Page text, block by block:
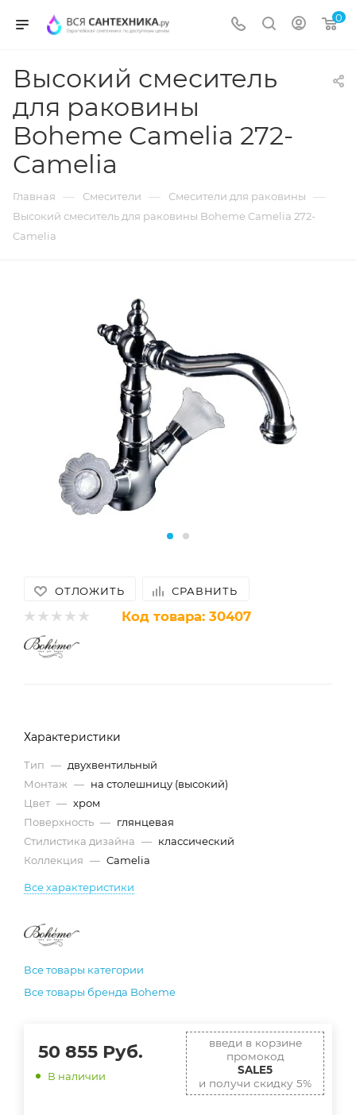
0
Высокий смеситель
для раковины
Boheme Camelia 272-
Camelia
Главная — Смесители — Смесители для раковины —
Высокий смеситель для раковины Boheme Camelia 272-
Camelia
ОТЛОЖИТЬ СРАВНИТЬ
Код товара: 30407
Характеристики
Тип — двухвентильный
Монтаж — на столешницу (высокий)
Цвет — хром
Поверхность — глянцевая
Стилистика дизайна — классический
Коллекция — Camelia
Все характеристики
Все товары категории
Все товары бренда Boheme
50 855 Руб.
В наличии
введи в корзине
промокод
SALE5
и получи скидку 5%